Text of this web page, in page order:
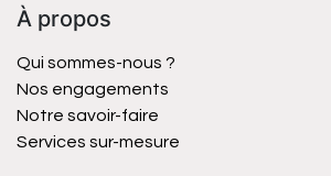
À propos
Qui sommes-nous ?
Nos engagements
Notre savoir-faire
Services sur-mesure